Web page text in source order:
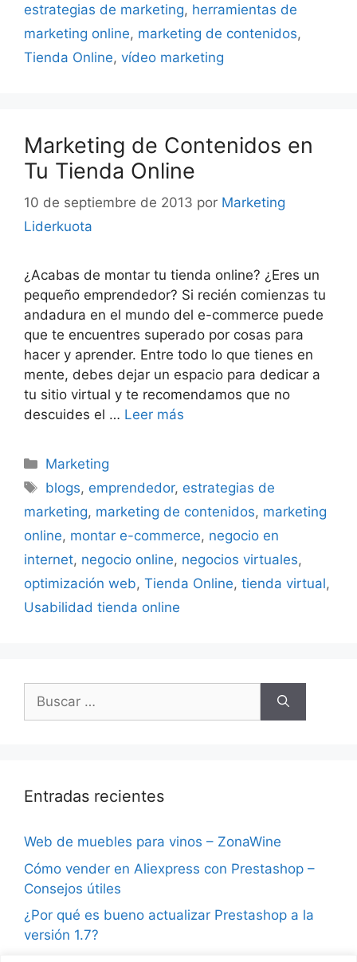
estrategias de marketing, herramientas de
marketing online, marketing de contenidos,
Tienda Online, vídeo marketing
Marketing de Contenidos en
Tu Tienda Online
10 de septiembre de 2013 por Marketing
Liderkuota
¿Acabas de montar tu tienda online? ¿Eres un
pequeño emprendedor? Si recién comienzas tu
andadura en el mundo del e-commerce puede
que te encuentres superado por cosas para
hacer y aprender. Entre todo lo que tienes en
mente, debes dejar un espacio para dedicar a
tu sitio virtual y te recomendamos que no
descuides el … Leer más
Categorías
Marketing
Etiquetas
blogs, emprendedor, estrategias de
marketing, marketing de contenidos, marketing
online, montar e-commerce, negocio en
internet, negocio online, negocios virtuales,
optimización web, Tienda Online, tienda virtual,
Usabilidad tienda online
Buscar:
Entradas recientes
Web de muebles para vinos – ZonaWine
Cómo vender en Aliexpress con Prestashop –
Consejos útiles
¿Por qué es bueno actualizar Prestashop a la
versión 1.7?